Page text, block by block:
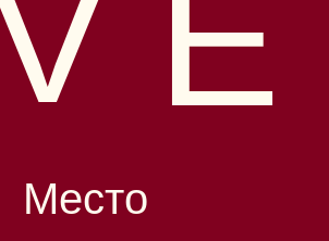
Место
E